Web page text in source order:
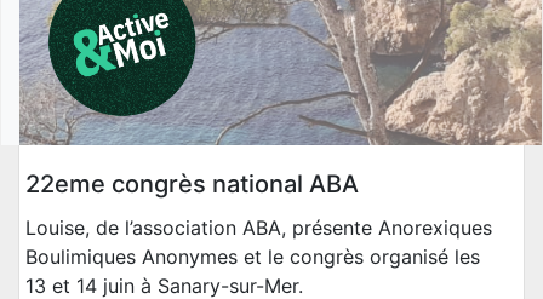
22eme congrès national ABA
Louise, de l’association ABA, présente Anorexiques
Boulimiques Anonymes et le congrès organisé les
13 et 14 juin à Sanary-sur-Mer.